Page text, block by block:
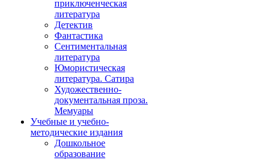
приключенческая
литература
Детектив
Фантастика
Сентиментальная
литература
Юмористическая
литература. Сатира
Художественно-
документальная проза.
Мемуары
Учебные и учебно-
методические издания
Дошкольное
образование